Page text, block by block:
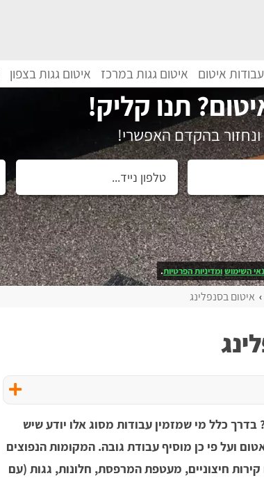
עבודות איטום איטום גגות במרכז איטום גגות בצפון
תנו קליק!
בהקדם האפשרי!
השימושומדיניות הפרטיות.
איטום בסנפלינג
בדרך כלל מי שמזמין עבודות מסוג אלו יודע שיש
ועל פי כן מוסיף עבודת גובה. המקומות הנפוצים
חיצוניים, מעטפת המרפסת, חלונות, גגות (עם